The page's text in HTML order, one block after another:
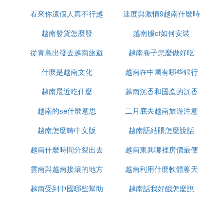
44 Grease 1978 油脂 $386.5 m
45 Monsters Inc. 2001 怪物公司 $384.1 m
46 Raiders of the Lost Ark 1981 奪寶奇兵 $383.9 m
47 Godzilla 1998 格斯拉 $376.0 m
48 What Women Want 2000 女人百分百 $372.3 m
49 Beauty and the Beast 1991 美女與野獸 $371.3 m
51 True Lies 1994 真實的謊言 $365.3 m
52 Die Hard: With a Vengeance 虎膽龍威III 1995 $3
53 Ocean[*]s Eleven 11羅漢 2001 $364.8 m
54 Jurassic Park III 2001 侏羅紀公園III $364.2 m
55 Notting Hill 諾丁山 1999 $363.1 m
56 There[*]s Something About Mary 1998 哈啦瑪麗
候能正常
看來你這個人真不行越
南語怎麼說
速度與激情9越南什麼時
候上映
越南發貨怎麼發
越南服cf如何安裝
從青島出發去越南旅遊
怎麼辦
越南卷子怎麼做好吃
什麼是越南文化
越南在中國有哪些銀行
越南最近吃什麼
越南沉香和國產的沉香
什麼區別
越南的se什麼意思
二月底去越南旅遊注意
什麼
越南怎麼轉中文版
越南語結賬怎麼說話
越南什麼時間分裂出去
的
越南東興哪裡房價最便
宜
雲南與越南接壤的地方
有哪些
越南利用什麼軟體聊天
越南受到中國哪些幫助
越南話我好餓怎麼說